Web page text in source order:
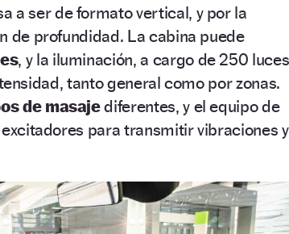
a ser de formato vertical, y por la
de profundidad. La cabina puede
, y la iluminación, a cargo de 250 luces
tanto general como por zonas.
de masajediferentes, y el equipo de
para transmitir vibraciones y